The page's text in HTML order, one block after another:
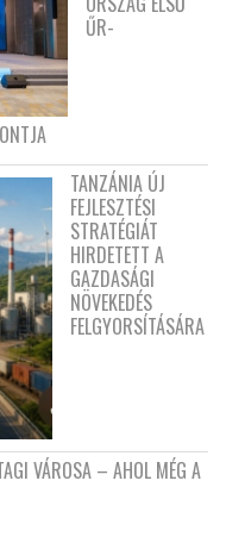
ŰR-
TANZÁNIA ÚJ
FEJLESZTÉSI
STRATÉGIÁT
HIRDETETT A
GAZDASÁGI
NÖVEKEDÉS
FELGYORSÍTÁSÁRA
VÁROSA – AHOL MÉG A